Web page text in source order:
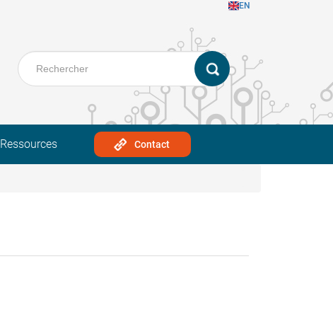
EN
Ressources Contact